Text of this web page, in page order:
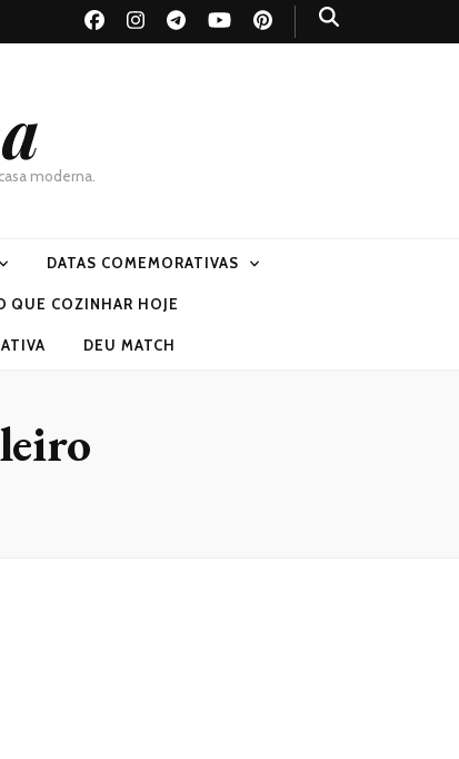
moderna.
DATAS COMEMORATIVAS
QUE COZINHAR HOJE
DEU MATCH